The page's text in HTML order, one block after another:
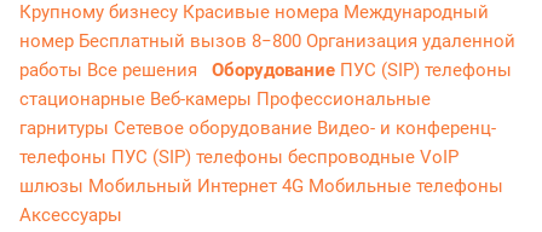
Крупному бизнесу Красивые номера Международный
номер Бесплатный вызов 8−800 Организация удаленной
работы Все решения Оборудование ПУС (SIP) телефоны
стационарные Веб-камеры Профессиональные
гарнитуры Сетевое оборудование Видео- и конференц-
телефоны ПУС (SIP) телефоны беспроводные VoIP
шлюзы Мобильный Интернет 4G Мобильные телефоны
Аксессуары